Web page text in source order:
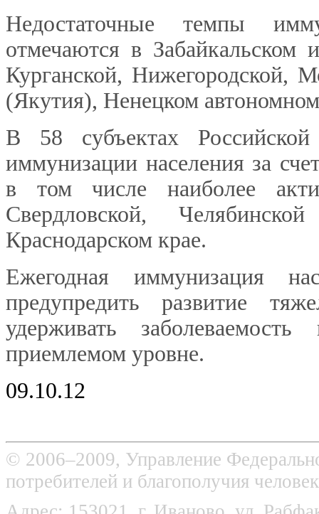
Недостаточные темпы
отмечаются в Забайкальском
Курганской, Нижегородской,
(Якутия), Ненецком
В 58 субъектах
иммунизации населения за
в том числе наиболее
Свердловской,
Краснодарском крае.
Ежегодная иммунизация
предупредить развитие
удерживать
приемлемом уровне.
09.10.12
© 2006–2009, Управление
потребителей и благополучия